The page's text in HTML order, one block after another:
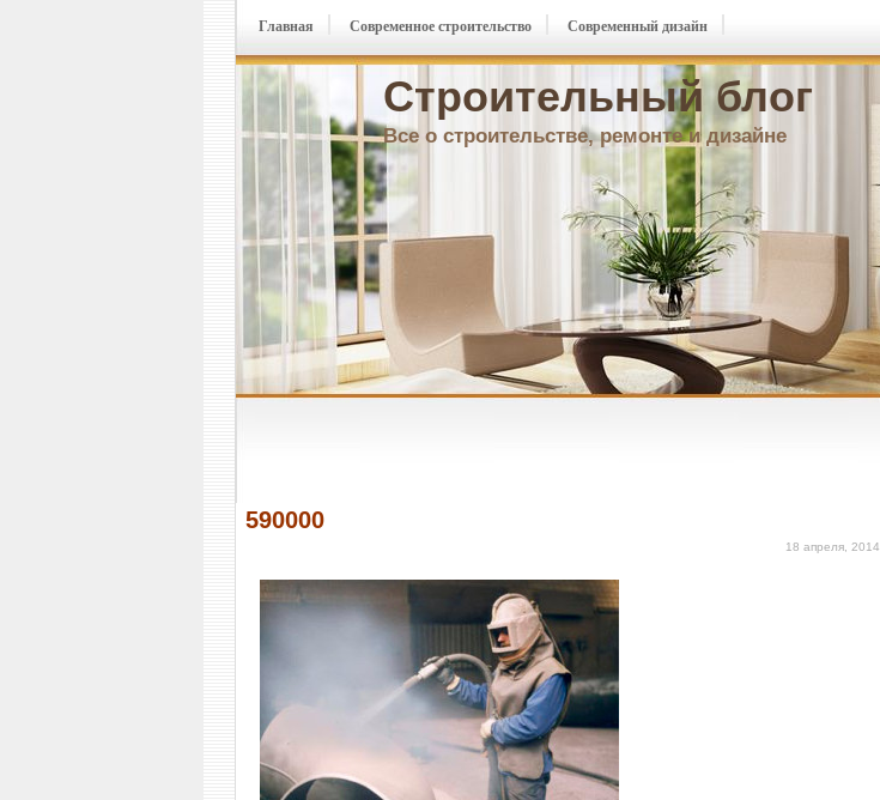
Строительный блог
Все о строительстве, ремонте и дизайне
Главная Современное строительство Современный дизайн
590000
18 апреля, 2014